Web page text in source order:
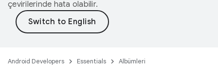
çevirilerinde hata olabilir.
Android Developers Essentials Albümleri